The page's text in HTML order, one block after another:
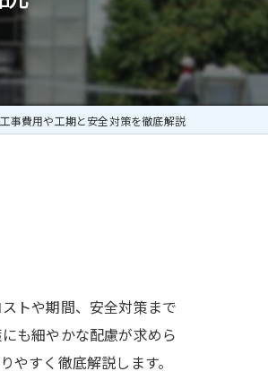
事費用や工期と安全対策を徹底解説
トや期間、安全対策まで
も細やかな配慮が求めら
すく徹底解説します。